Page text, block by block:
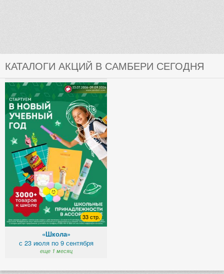
КАТАЛОГИ АКЦИЙ В САМБЕРИ СЕГОДНЯ
33 стр.
«Школа»
с 23 июля по 9 сентября
еще 1 месяц